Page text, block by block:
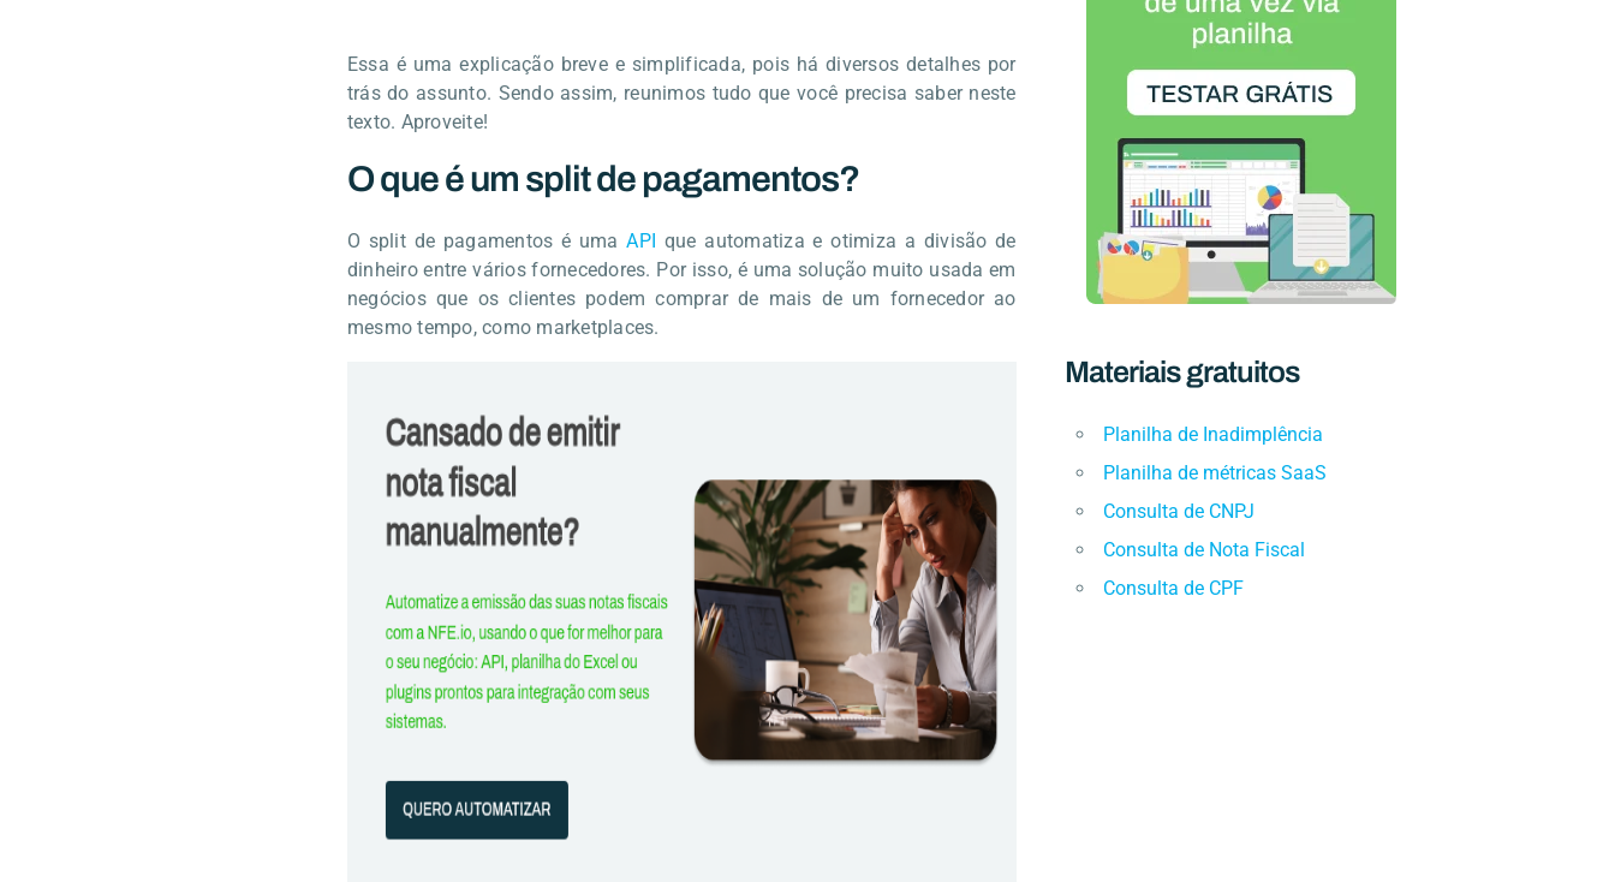
Essa é uma explicação breve e simplificada, pois há diversos detalhes por
trás do assunto. Sendo assim, reunimos tudo que você precisa saber neste
texto. Aproveite!
O que é um split de pagamentos?
O split de pagamentos é umaAPI que automatiza e otimiza a divisão de
dinheiro entre vários fornecedores. Por isso, é uma solução muito usada em
negócios que os clientes podem comprar de mais de um fornecedor ao
mesmo tempo, como marketplaces.
Materiais gratuitos
Planilha de Inadimplência
Planilha de métricas SaaS
Consulta de CNPJ
Consulta de Nota Fiscal
Consulta de CPF